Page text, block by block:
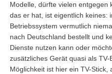
Modelle, dürfte vielen entgegen
das er hat, ist eigentlich keines:
Betriebssystem vermutlich
nach Deutschland bestellt und
Dienste nutzen kann oder
zusätzliches Gerät quasi als
Möglichkeit ist hier ein TV-